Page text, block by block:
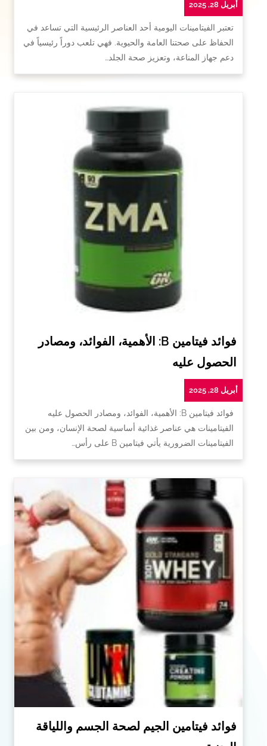
أبريل 28, 2025
تعتبر الفيتامينات اليومية أحد العناصر الرئيسية التي تساعد في
الحفاظ على صحتنا العامة والحيوية. فهي تلعب دوراً رئيسياً في
دعم جهاز المناعة، وتعزيز صحة الجلد…
فوائد فيتامين B: الأهمية، الفوائد، ومصادر
الحصول عليه
أبريل 28, 2025
فوائد فيتامين B: الأهمية، الفوائد، ومصادر الحصول عليه
الفيتامينات هي عناصر غذائية أساسية لصحة الإنسان، ومن بين
الفيتامينات الضرورية يأتي فيتامين B على رأس…
فوائد فيتامين الجيم لصحة الجسم واللياقة